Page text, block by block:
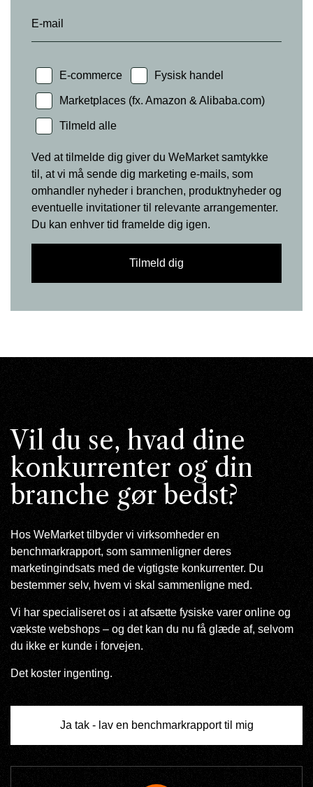
E-mail
E-commerce Fysisk handel
Marketplaces (fx. Amazon & Alibaba.com)
Tilmeld alle
Ved at tilmelde dig giver du WeMarket samtykke
til, at vi må sende dig marketing e-mails, som
omhandler nyheder i branchen, produktnyheder og
eventuelle invitationer til relevante arrangementer.
Du kan enhver tid framelde dig igen.
Vil du se, hvad dine
konkurrenter og din
branche gør bedst?
Hos WeMarket tilbyder vi virksomheder en
benchmarkrapport, som sammenligner deres
marketingindsats med de vigtigste konkurrenter. Du
bestemmer selv, hvem vi skal sammenligne med.
Vi har specialiseret os i at afsætte fysiske varer online og
vækste webshops – og det kan du nu få glæde af, selvom
du ikke er kunde i forvejen.
Det koster ingenting.
Ja tak - lav en benchmarkrapport til mig